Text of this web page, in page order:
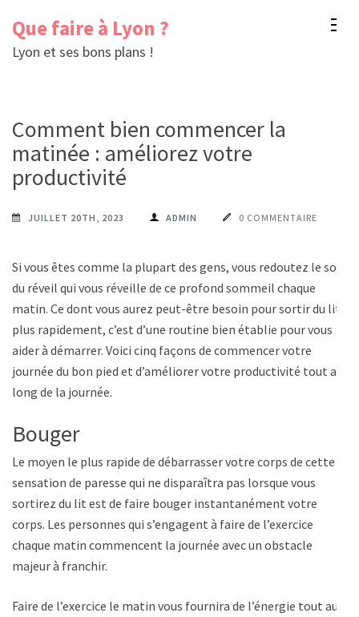
contenu
Que faire à Lyon ?
Lyon et ses bons plans !
Comment bien commencer la
matinée : améliorez votre
productivité
JUILLET 20TH, 2023 ADMIN 0 COMMENTAIRE
Si vous êtes comme la plupart des gens, vous redoutez le son
du réveil qui vous réveille de ce profond sommeil chaque
matin. Ce dont vous aurez peut-être besoin pour sortir du lit
plus rapidement, c’est d’une routine bien établie pour vous
aider à démarrer. Voici cinq façons de commencer votre
journée du bon pied et d’améliorer votre productivité tout au
long de la journée.
Bouger
Le moyen le plus rapide de débarrasser votre corps de cette
sensation de paresse qui ne disparaîtra pas lorsque vous
sortirez du lit est de faire bouger instantanément votre
corps. Les personnes qui s’engagent à faire de l’exercice
chaque matin commencent la journée avec un obstacle
majeur à franchir.
Faire de l’exercice le matin vous fournira de l’énergie tout au